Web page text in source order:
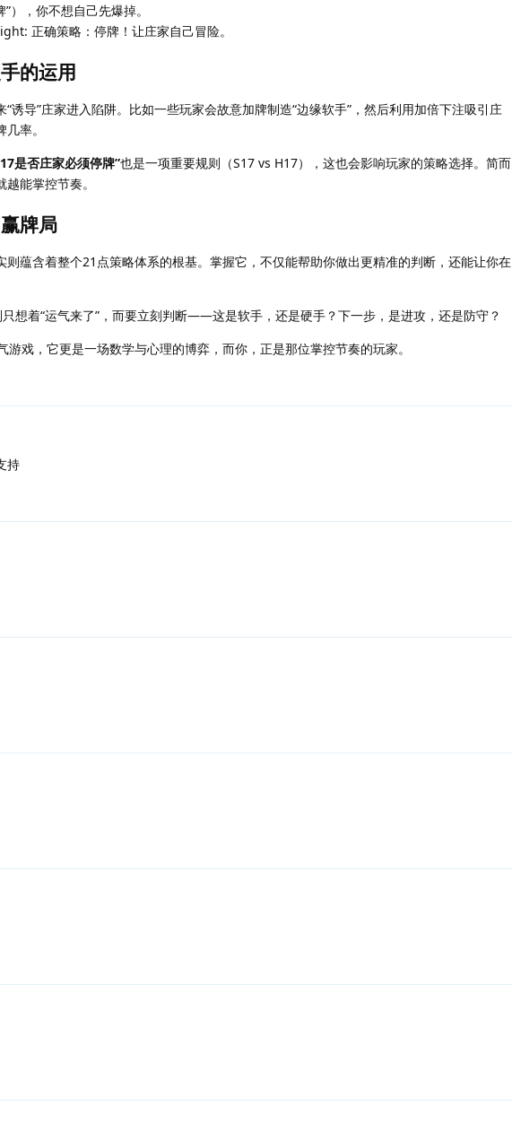
），你不想自己先爆掉。
正确策略：停牌！让庄家自己冒险。
的运用
诱导”庄家进入陷阱。比如一些玩家会故意加牌制造“边缘软手”，然后利用加倍下注吸引庄
率。
是否庄家必须停牌”也是一项重要规则（S17 vs H17），这也会影响玩家的策略选择。简而
能掌控节奏。
牌局
则蕴含着整个21点策略体系的根基。掌握它，不仅能帮助你做出更精准的判断，还能让你在
想着“运气来了”，而要立刻判断——这是软手，还是硬手？下一步，是进攻，还是防守？
戏，它更是一场数学与心理的博弈，而你，正是那位掌控节奏的玩家。
持